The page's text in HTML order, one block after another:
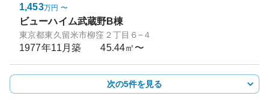
1,453万円 〜
ビューハイム武蔵野B棟
東京都東久留米市柳窪２丁目６−４
1977年11月築 45.44㎡〜
次の5件を見る